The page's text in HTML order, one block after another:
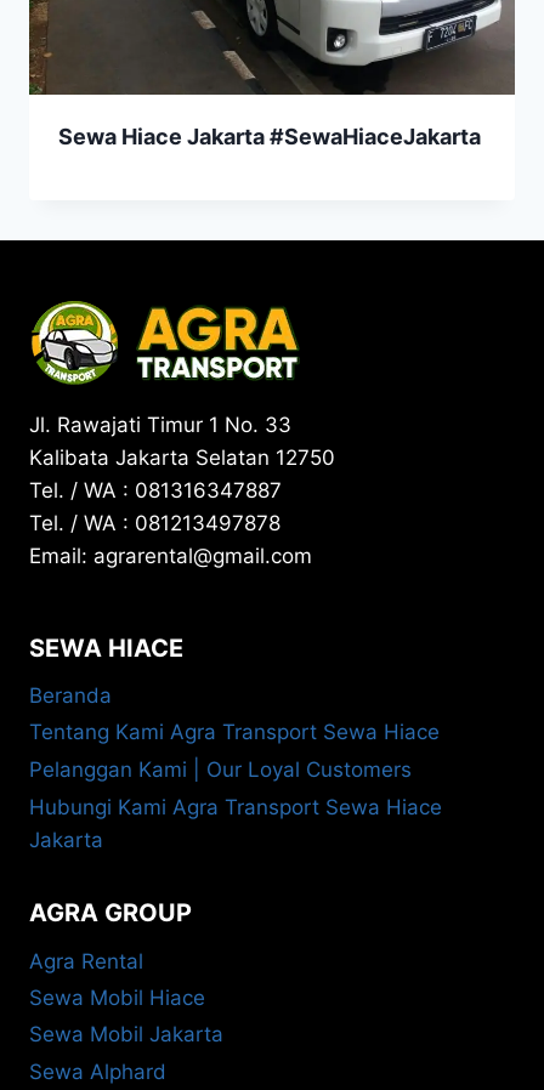
Sewa Hiace Jakarta #SewaHiaceJakarta
Jl. Rawajati Timur 1 No. 33
Kalibata Jakarta Selatan 12750
Tel. / WA : 081316347887
Tel. / WA : 081213497878
Email: agrarental@gmail.com
SEWA HIACE
Beranda
Tentang Kami Agra Transport Sewa Hiace
Pelanggan Kami | Our Loyal Customers
Hubungi Kami Agra Transport Sewa Hiace
Jakarta
AGRA GROUP
Agra Rental
Sewa Mobil Hiace
Sewa Mobil Jakarta
Sewa Alphard